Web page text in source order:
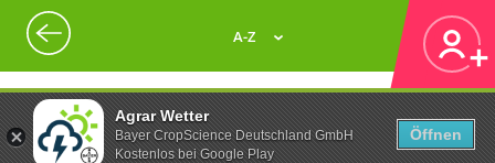
Agrar Wetter
Bayer CropScience Deutschland GmbH
Kostenlos bei Google Play
Öffnen
A-Z